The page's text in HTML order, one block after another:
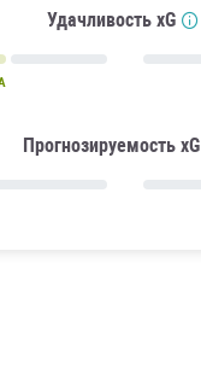
Удачливость xG
Прогнозируемость xG